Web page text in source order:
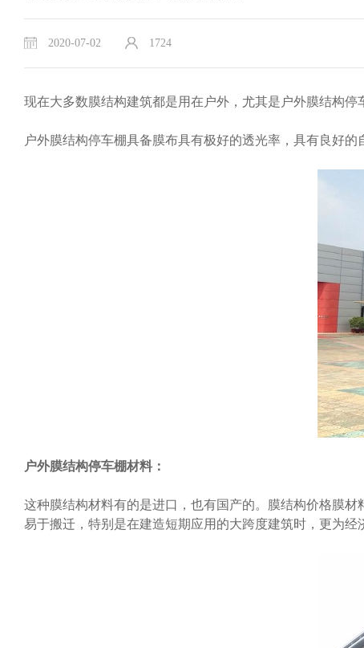
2020-07-02 1724
现在大多数膜结构建筑都是用在户外，尤其是户外膜结构
户外膜结构停车棚具备膜布具有极好的透光率，具有良好
户外膜结构停车棚材料：
这种膜结构材料有的是进口，也有国产的。膜结构价格膜
易于搬迁，特别是在建造短期应用的大跨度建筑时，更为经